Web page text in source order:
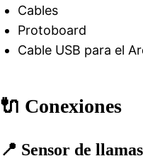
Cables
Protoboard
Cable USB para el
🔌 Conexiones
📍 Sensor de llamas